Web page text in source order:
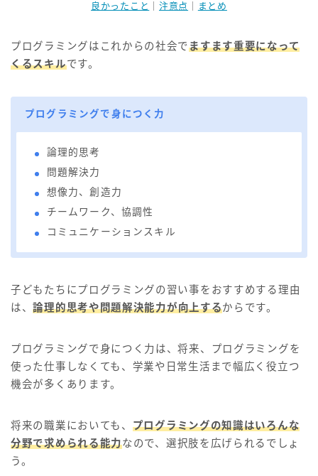
良かったこと
注意点 まとめ
プログラミングはこれからの社会でますます重要になって
くるスキルです。
プログラミングで身につく力
論理的思考
問題解決力
想像力、創造力
チームワーク、協調性
コミュニケーションスキル
子どもたちにプログラミングの習い事をおすすめする理由
は、論理的思考や問題解決能力が向上するからです。
プログラミングで身につく力は、将来、プログラミングを
使った仕事しなくても、学業や日常生活まで幅広く役立つ
機会が多くあります。
将来の職業においても、 プログラミングの知識はいろんな
分野で求められる能力なので、選択肢を広げられるでしょ
う。